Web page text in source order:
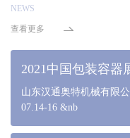
NEWS
查看更多
2021中国包装容器
山东汉通奥特机械有限
07.14-16 &nb